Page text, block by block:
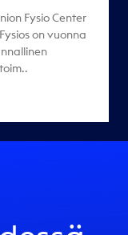
Fysio Center
on vuonna